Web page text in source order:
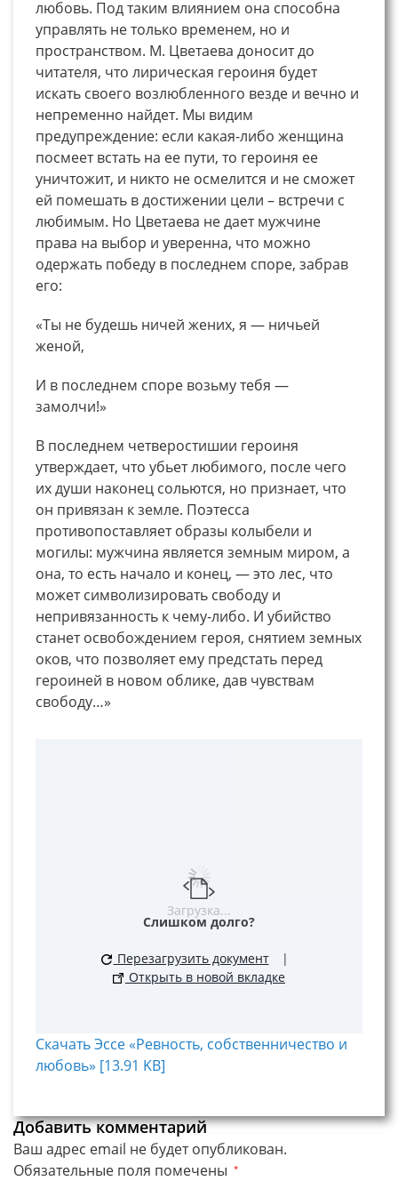
любовь. Под таким влиянием она способна
управлять не только временем, но и
пространством. М. Цветаева доносит до
читателя, что лирическая героиня будет
искать своего возлюбленного везде и вечно и
непременно найдет. Мы видим
предупреждение: если какая-либо женщина
посмеет встать на ее пути, то героиня ее
уничтожит, и никто не осмелится и не сможет
ей помешать в достижении цели – встречи с
любимым. Но Цветаева не дает мужчине
права на выбор и уверенна, что можно
одержать победу в последнем споре, забрав
его:
«Ты не будешь ничей жених, я — ничьей
женой,
И в последнем споре возьму тебя —
замолчи!»
В последнем четверостишии героиня
утверждает, что убьет любимого, после чего
их души наконец сольются, но признает, что
он привязан к земле. Поэтесса
противопоставляет образы колыбели и
могилы: мужчина является земным миром, а
она, то есть начало и конец, — это лес, что
может символизировать свободу и
непривязанность к чему-либо. И убийство
станет освобождением героя, снятием земных
оков, что позволяет ему предстать перед
героиней в новом облике, дав чувствам
свободу…»
Загрузка...
Слишком долго?
Перезагрузить документ
|
Открыть в новой вкладке
Скачать Эссе «Ревность, собственничество и
любовь» [13.91 KB]
Добавить комментарий
Ваш адрес email не будет опубликован.
Обязательные поля помечены *